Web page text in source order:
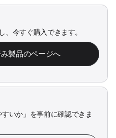
、今すぐ購入できます。
製品のページへ
いか」を事前に確認できま